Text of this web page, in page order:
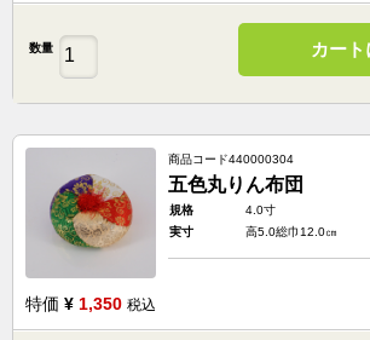
数量 カー
商品コード440000304
五色丸りん布団
規格
4.0寸
実寸
高5.0総巾12.0㎝
特価 ¥ 1,350 税込